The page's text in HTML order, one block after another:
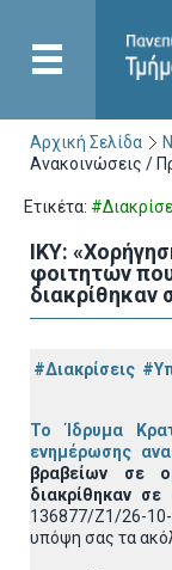
Αρχική Σελίδα
Ανακοινώσεις /
Ετικέτα:
IKY:
φοιτητών
διακρίθηκαν
#Διακρίσεις
Το Ίδρυμα
ενημέρωσης
βραβείων σε
διακρίθηκαν σε
136877/Ζ1/26-
υπόψη σας τα